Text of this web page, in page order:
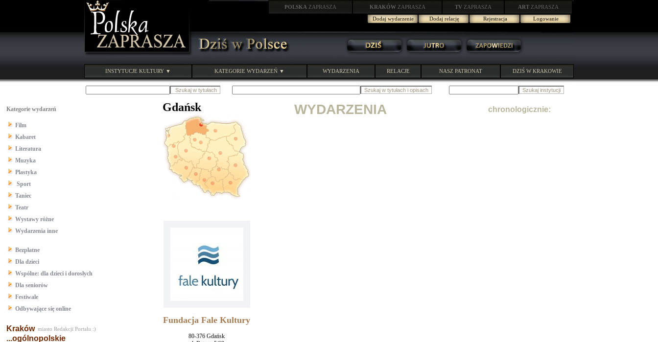
POLSKA ZAPRASZA KRAKÓW ZAPRASZA TV ZAPRASZA ART ZAPRASZA
Dodaj wydarzenie
Dodaj relację Rejestracja Logowanie
INSTYTUCJE KULTURY ▼ KATEGORIE WYDARZEŃ ▼ WYDARZENIA RELACJE NASZ PATRONAT DZIŚ W KRAKOWIE
Kategorie wydarzeń
Film
Kabaret
Literatura
Muzyka
Plastyka
Sport
Taniec
Teatr
Wystawy różne
Wydarzenia inne
Bezpłatne
Dla dzieci
Wspólne: dla dzieci i dorosłych
Dla seniorów
Festiwale
Odbywające się online
Kraków miasto Redakcji Portalu :)
...ogólnopolskie
Gdańsk
Fundacja Fale Kultury
80-376 Gdańsk
WYDARZENIA chronologicznie: